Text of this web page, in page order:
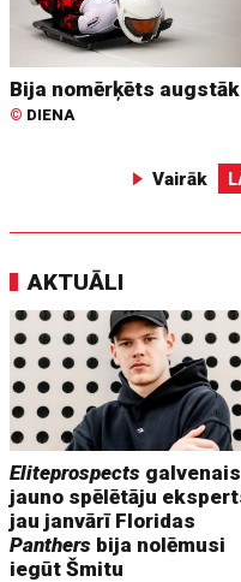
Bija nomērķēts augstāk
© DIENA
Vairāk
AKTUĀLI
Eliteprospects galvenais
jauno spēlētāju
jau janvārī Floridas
Panthers bija nolēmusi
iegūt Šmitu